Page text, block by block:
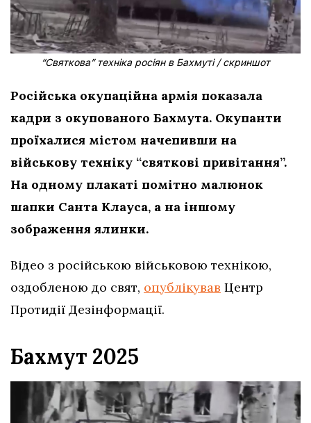
“Святкова” техніка росіян в Бахмуті / скриншот
Російська окупаційна армія показала
кадри з окупованого Бахмута. Окупанти
проїхалися містом начепивши на
військову техніку “святкові привітання”.
На одному плакаті помітно малюнок
шапки Санта Клауса, а на іншому
зображення ялинки.
Відео з російською військовою технікою,
оздобленою до свят, опублікував Центр
Протидії Дезінформації.
Бахмут 2025